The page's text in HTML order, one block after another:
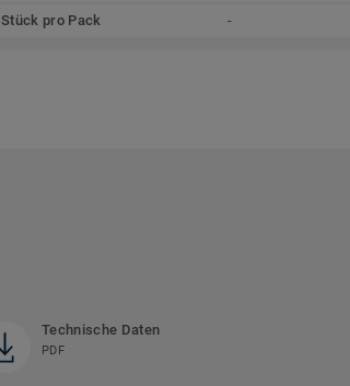
Stück pro Pack -
Technische Daten
PDF